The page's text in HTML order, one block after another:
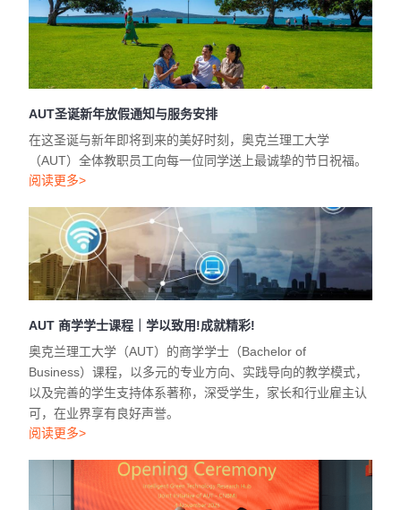
AUT圣诞新年放假通知与服务安排
在这圣诞与新年即将到来的美好时刻，奥克兰理工大学
（AUT）全体教职员工向每一位同学送上最诚挚的节日祝福。
阅读更多>
AUT 商学学士课程｜学以致用!成就精彩!
奥克兰理工大学（AUT）的商学学士（Bachelor of
Business）课程，以多元的专业方向、实践导向的教学模式，
以及完善的学生支持体系著称，深受学生，家长和行业雇主认
可，在业界享有良好声誉。
阅读更多>